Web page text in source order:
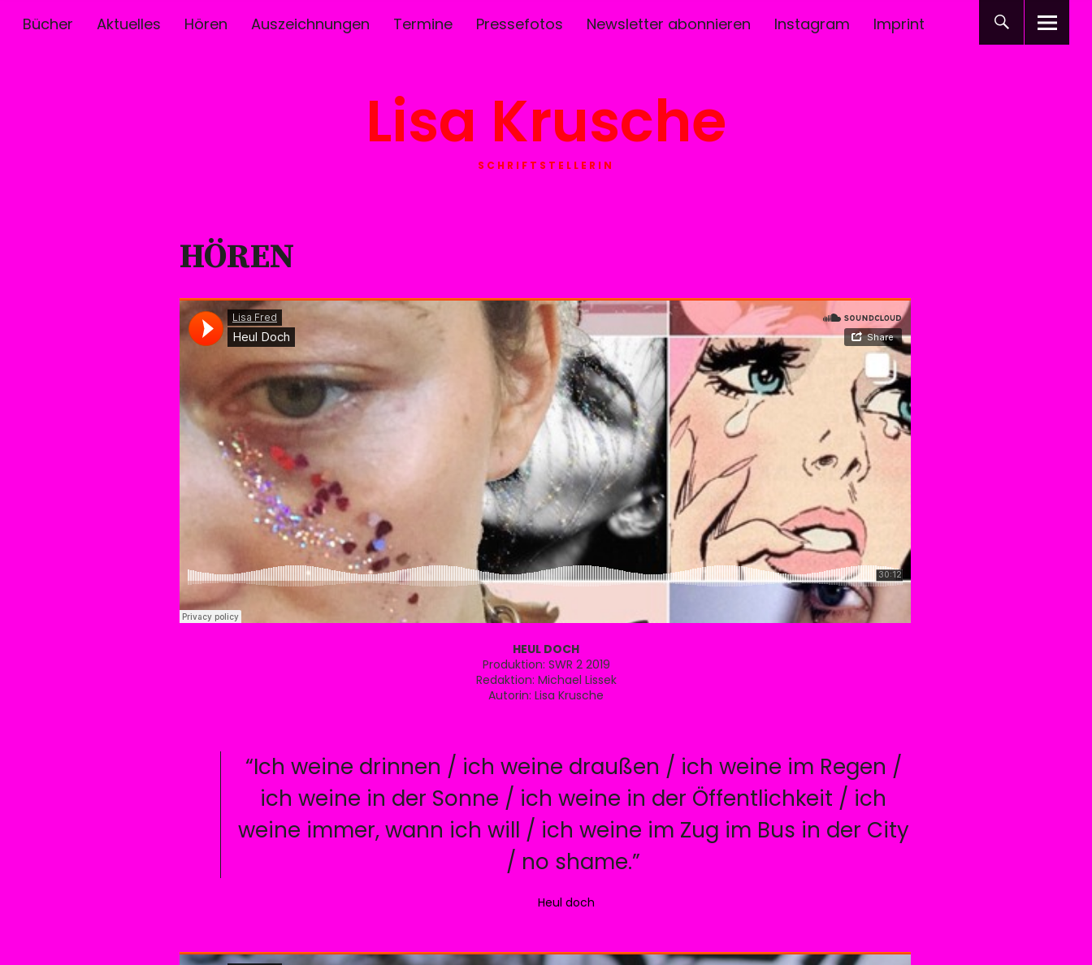
Bücher Aktuelles Hören Auszeichnungen Termine Pressefotos Newsletter abonnieren Instagram Imprint
Lisa Krusche
SCHRIFTSTELLERIN
HÖREN
HEUL DOCH
Produktion: SWR 2 2019
Redaktion: Michael Lissek
Autorin: Lisa Krusche
“Ich weine drinnen / ich weine draußen / ich weine im Regen /
ich weine in der Sonne / ich weine in der Öffentlichkeit / ich
weine immer, wann ich will / ich weine im Zug im Bus in der City
/ no shame.”
Heul doch